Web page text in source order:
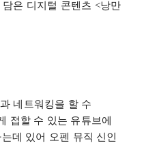
은 디지털 콘텐츠 <낭만
네트워킹을 할 수
접할 수 있는 유튜브에
데 있어 오펜 뮤직 신인